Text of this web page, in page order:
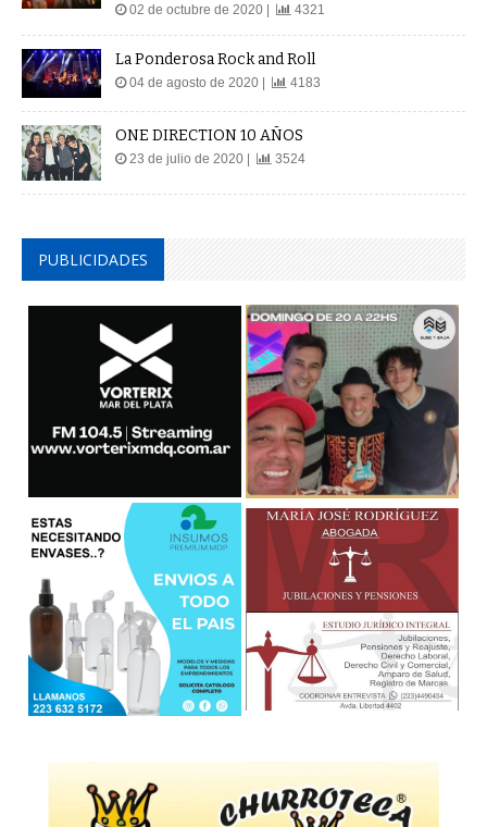
02 de octubre de 2020 | 4321
La Ponderosa Rock and Roll
04 de agosto de 2020 | 4183
ONE DIRECTION 10 AÑOS
23 de julio de 2020 | 3524
PUBLICIDADES